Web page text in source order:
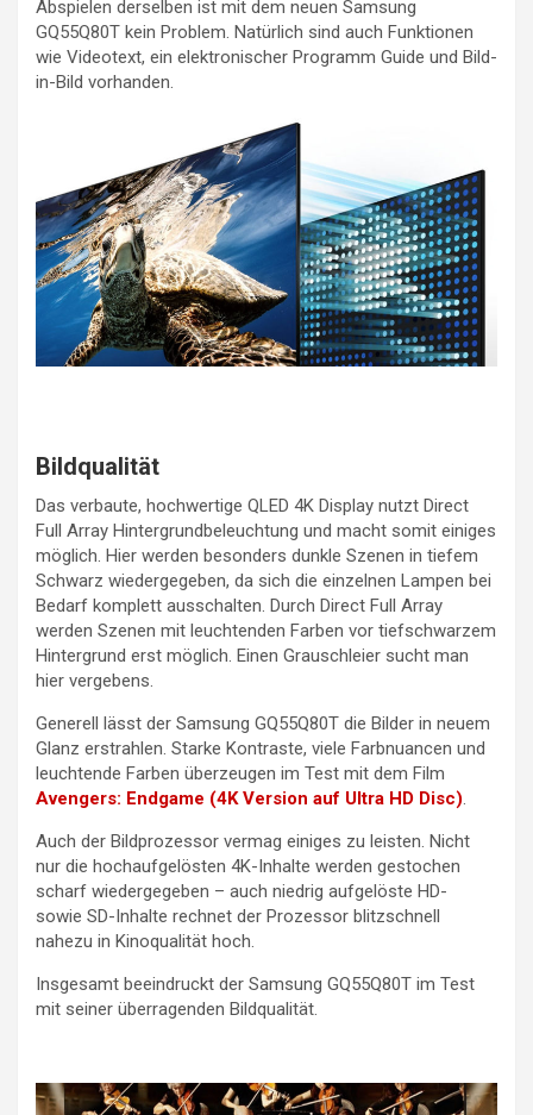
Abspielen derselben ist mit dem neuen Samsung
GQ55Q80T kein Problem. Natürlich sind auch Funktionen
wie Videotext, ein elektronischer Programm Guide und Bild-
in-Bild vorhanden.
Bildqualität
Das verbaute, hochwertige QLED 4K Display nutzt Direct
Full Array Hintergrundbeleuchtung und macht somit einiges
möglich. Hier werden besonders dunkle Szenen in tiefem
Schwarz wiedergegeben, da sich die einzelnen Lampen bei
Bedarf komplett ausschalten. Durch Direct Full Array
werden Szenen mit leuchtenden Farben vor tiefschwarzem
Hintergrund erst möglich. Einen Grauschleier sucht man
hier vergebens.
Generell lässt der Samsung GQ55Q80T die Bilder in neuem
Glanz erstrahlen. Starke Kontraste, viele Farbnuancen und
leuchtende Farben überzeugen im Test mit dem Film
Avengers: Endgame (4K Version auf Ultra HD Disc).
Auch der Bildprozessor vermag einiges zu leisten. Nicht
nur die hochaufgelösten 4K-Inhalte werden gestochen
scharf wiedergegeben – auch niedrig aufgelöste HD-
sowie SD-Inhalte rechnet der Prozessor blitzschnell
nahezu in Kinoqualität hoch.
Insgesamt beeindruckt der Samsung GQ55Q80T im Test
mit seiner überragenden Bildqualität.